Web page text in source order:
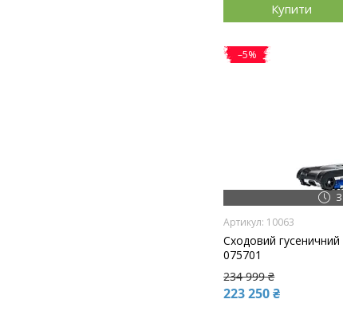
Купити
–5%
10063
Сходовий гусеничний
075701
234 999 ₴
223 250 ₴